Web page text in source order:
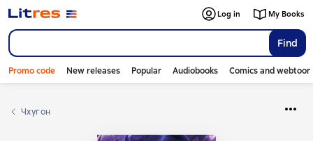
Find
Log in My Books
Promo code New releases Popular Audiobooks Comics and
Чхугон